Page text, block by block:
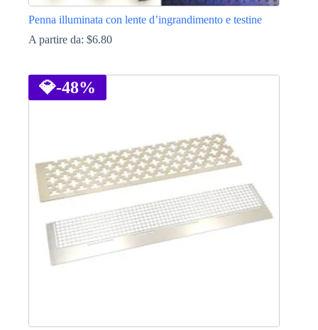
Penna illuminata con lente d’ingrandimento e testine
A partire da: $6.80
prodotto
più
essere
scelte
nella
pagina
prodotto
💎-48%